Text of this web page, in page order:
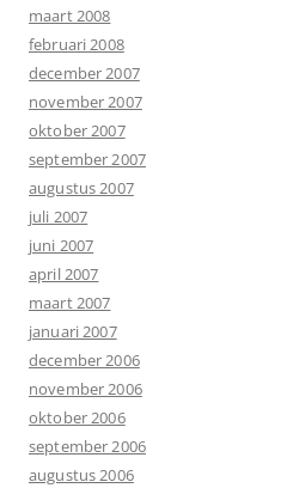
maart 2008
februari 2008
december 2007
november 2007
oktober 2007
september 2007
augustus 2007
juli 2007
juni 2007
april 2007
maart 2007
januari 2007
december 2006
november 2006
oktober 2006
september 2006
augustus 2006